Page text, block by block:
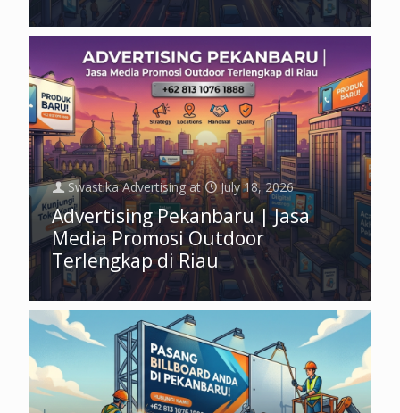
Swastika Advertising at July 18, 2026
Advertising Pekanbaru | Jasa
Media Promosi Outdoor
Terlengkap di Riau